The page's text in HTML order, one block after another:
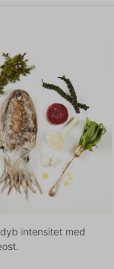
intensitet med